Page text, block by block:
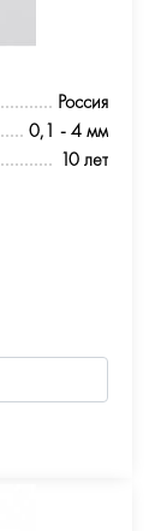
Россия
0,1 - 4 мм
10 лет